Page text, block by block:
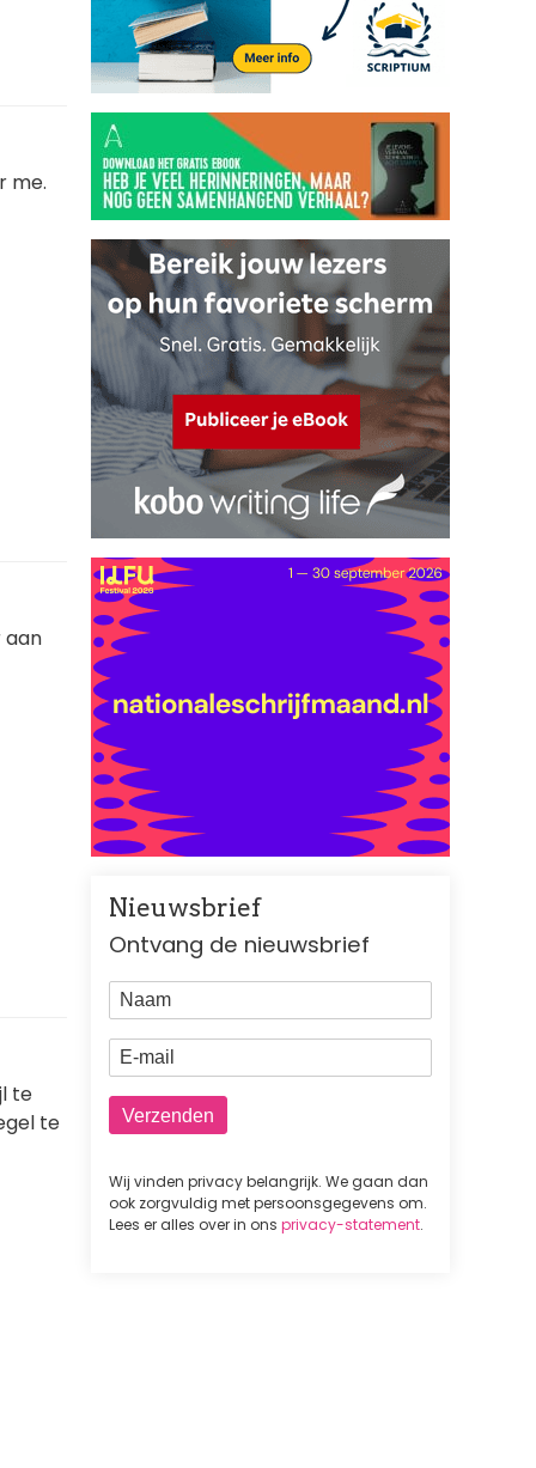
me.
aan
te
te
Nieuwsbrief
Ontvang de nieuwsbrief
Naam
E-mail
Wij vinden privacy belangrijk. We gaan dan
ook zorgvuldig met persoonsgegevens om.
Lees er alles over in ons privacy-statement.